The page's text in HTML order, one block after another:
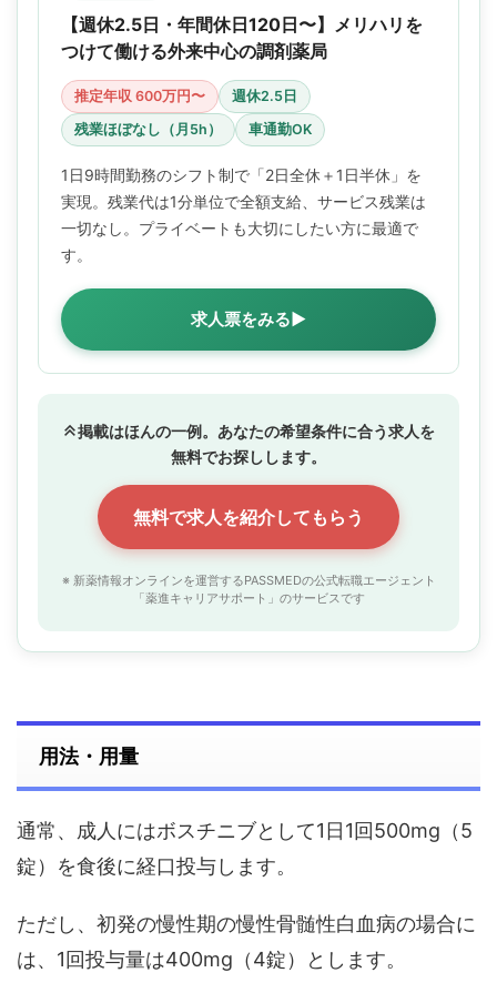
【週休2.5日・年間休日120日〜】メリハリを
つけて働ける外来中心の調剤薬局
推定年収 600万円〜
週休2.5日
残業ほぼなし（月5h）
車通勤OK
1日9時間勤務のシフト制で「2日全休＋1日半休」を
実現。残業代は1分単位で全額支給、サービス残業は
一切なし。プライベートも大切にしたい方に最適で
す。
求人票をみる▶
掲載はほんの一例。あなたの希望条件に合う求人を
無料でお探しします。
無料で求人を紹介してもらう
※ 新薬情報オンラインを運営するPASSMEDの公式転職エージェント
「薬進キャリアサポート」のサービスです
用法・用量
通常、成人にはボスチニブとして1日1回500mg（5
錠）を食後に経口投与します。
ただし、初発の慢性期の慢性骨髄性白血病の場合に
は、1回投与量は400mg（4錠）とします。